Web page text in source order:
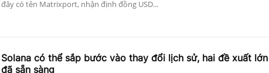
đây có tên Matrixport, nhận định đồng USD...
Solana có thể sắp bước vào thay đổi lịch sử, hai đề xuất lớn
đã sẵn sàng